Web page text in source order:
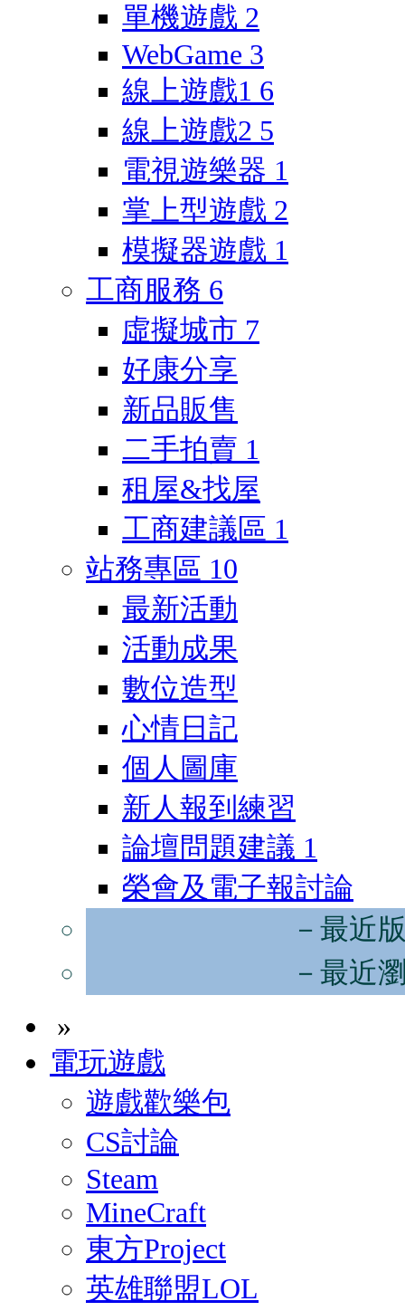
單機遊戲 2
WebGame 3
線上遊戲1 6
線上遊戲2 5
電視遊樂器 1
掌上型遊戲 2
模擬器遊戲 1
工商服務 6
虛擬城市 7
好康分享
新品販售
二手拍賣 1
租屋&找屋
工商建議區 1
站務專區 10
最新活動
活動成果
數位造型
心情日記
個人圖庫
新人報到練習
論壇問題建議 1
榮會及電子報討論
－最近
－最近
»
電玩遊戲
遊戲歡樂包
CS討論
Steam
MineCraft
東方Project
英雄聯盟LOL